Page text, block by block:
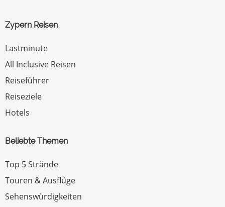
Zypern Reisen
Lastminute
All Inclusive Reisen
Reiseführer
Reiseziele
Hotels
Beliebte Themen
Top 5 Strände
Touren & Ausflüge
Sehenswürdigkeiten